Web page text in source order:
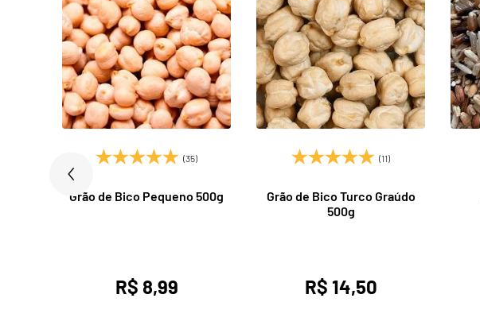
(35)
Grão de Bico Pequeno 500g
R$ 8,99
(11)
Grão de Bico Turco Graúdo
500g
R$ 14,50